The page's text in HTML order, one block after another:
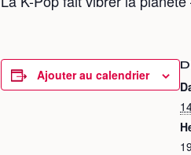
Ajouter au calendrier